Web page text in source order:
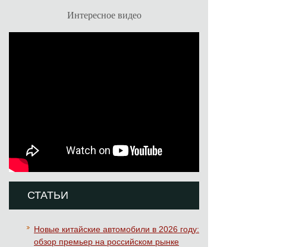
Интересное видео
СТАТЬИ
Новые китайские автомобили в 2026 году:
обзор премьер на российском рынке